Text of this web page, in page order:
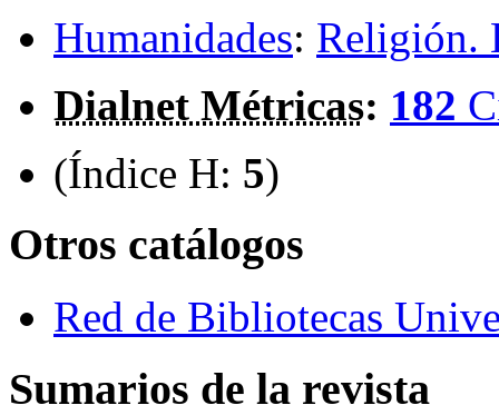
Humanidades: Religión.
Dialnet Métricas: 182
(Índice H: 5)
Otros catálogos
Red de Bibliotecas
Sumarios de la revista